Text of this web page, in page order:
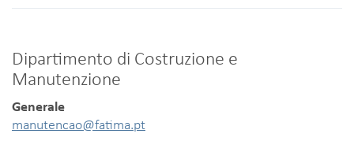
Dipartimento di Costruzione e
Manutenzione
Generale
manutencao@fatima.pt